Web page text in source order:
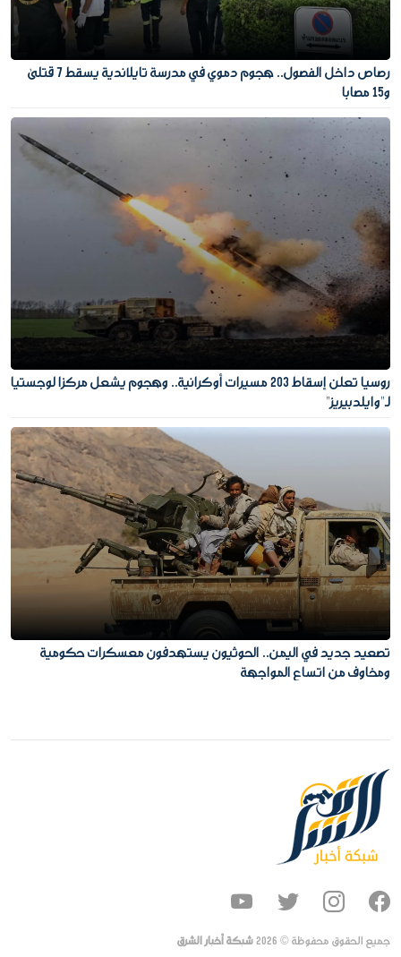
رصاص داخل الفصول.. هجوم دموي في مدرسة تايلاندية يسقط 7 قتلى
و15 مصابا
روسيا تعلن إسقاط 203 مسيرات أوكرانية.. وهجوم يشعل مركزا لوجستيا
لـ"وايلدبيريز"
تصعيد جديد في اليمن.. الحوثيون يستهدفون معسكرات حكومية
ومخاوف من اتساع المواجهة
جميع الحقوق محفوظة © 2026شبكة أخبار الشرق